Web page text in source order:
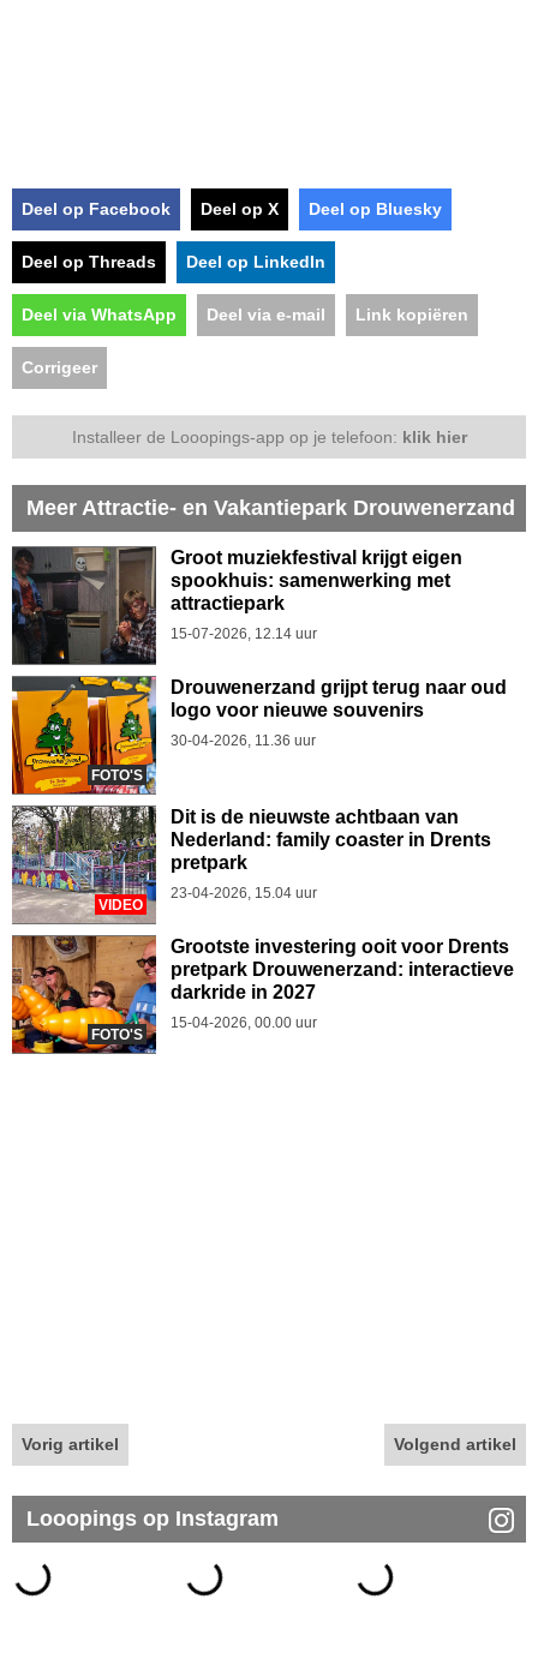
Deel op Facebook Deel op X Deel op Bluesky
Deel op Threads Deel op LinkedIn
Deel via WhatsApp Deel via e-mail Link kopiëren
Corrigeer
Installeer de Looopings-app op je telefoon: klik hier
Meer Attractie- en Vakantiepark Drouwenerzand
Groot muziekfestival krijgt eigen
spookhuis: samenwerking met
attractiepark
15-07-2026, 12.14 uur
FOTO'S
Drouwenerzand grijpt terug naar oud
logo voor nieuwe souvenirs
30-04-2026, 11.36 uur
VIDEO
Dit is de nieuwste achtbaan van
Nederland: family coaster in Drents
pretpark
23-04-2026, 15.04 uur
FOTO'S
Grootste investering ooit voor Drents
pretpark Drouwenerzand: interactieve
darkride in 2027
15-04-2026, 00.00 uur
Vorig artikel Volgend artikel
Looopings op Instagram